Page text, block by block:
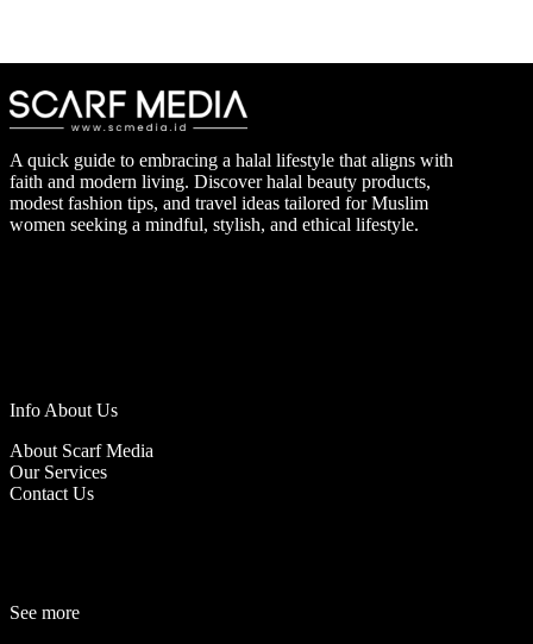
A quick guide to embracing a halal lifestyle that aligns with
faith and modern living. Discover halal beauty products,
modest fashion tips, and travel ideas tailored for Muslim
women seeking a mindful, stylish, and ethical lifestyle.
Info About Us
About Scarf Media
Our Services
Contact Us
See more